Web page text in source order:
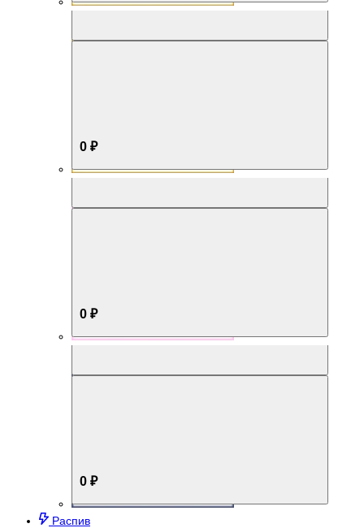
0 ₽
0 ₽
0 ₽
Распив